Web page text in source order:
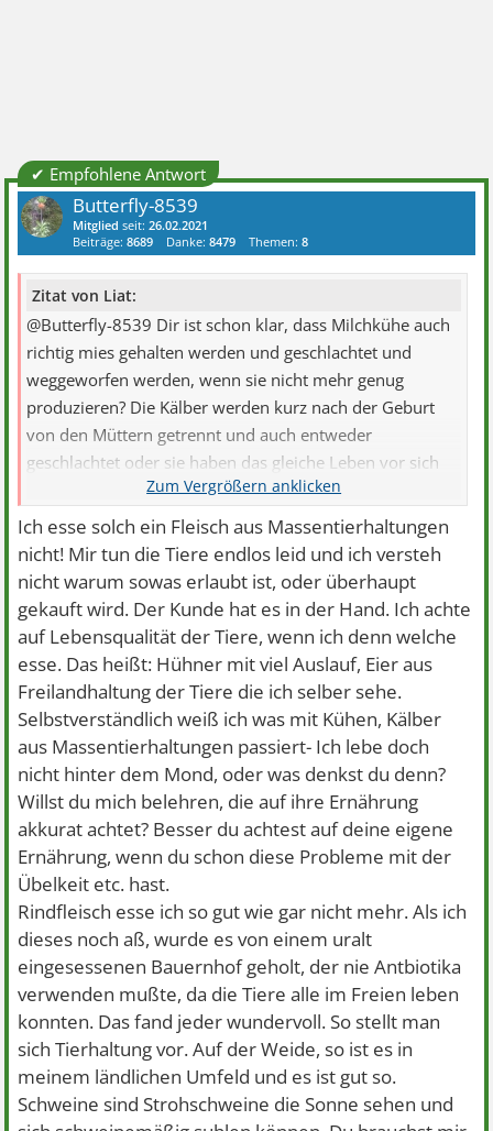
✔ Empfohlene Antwort
Butterfly-8539
Mitglied seit:26.02.2021
Beiträge:8689 Danke:8479 Themen:8
Zitat von Liat:
@Butterfly-8539 Dir ist schon klar, dass Milchkühe auch
richtig mies gehalten werden und geschlachtet und
weggeworfen werden, wenn sie nicht mehr genug
produzieren? Die Kälber werden kurz nach der Geburt
von den Müttern getrennt und auch entweder
geschlachtet oder sie haben das gleiche Leben vor sich
Ich esse solch ein Fleisch aus Massentierhaltungen
nicht! Mir tun die Tiere endlos leid und ich versteh
nicht warum sowas erlaubt ist, oder überhaupt
gekauft wird. Der Kunde hat es in der Hand. Ich achte
auf Lebensqualität der Tiere, wenn ich denn welche
esse. Das heißt: Hühner mit viel Auslauf, Eier aus
Freilandhaltung der Tiere die ich selber sehe.
Selbstverständlich weiß ich was mit Kühen, Kälber
aus Massentierhaltungen passiert- Ich lebe doch
nicht hinter dem Mond, oder was denkst du denn?
Willst du mich belehren, die auf ihre Ernährung
akkurat achtet? Besser du achtest auf deine eigene
Ernährung, wenn du schon diese Probleme mit der
Übelkeit etc. hast.
Rindfleisch esse ich so gut wie gar nicht mehr. Als ich
dieses noch aß, wurde es von einem uralt
eingesessenen Bauernhof geholt, der nie Antbiotika
verwenden mußte, da die Tiere alle im Freien leben
konnten. Das fand jeder wundervoll. So stellt man
sich Tierhaltung vor. Auf der Weide, so ist es in
meinem ländlichen Umfeld und es ist gut so.
Schweine sind Strohschweine die Sonne sehen und